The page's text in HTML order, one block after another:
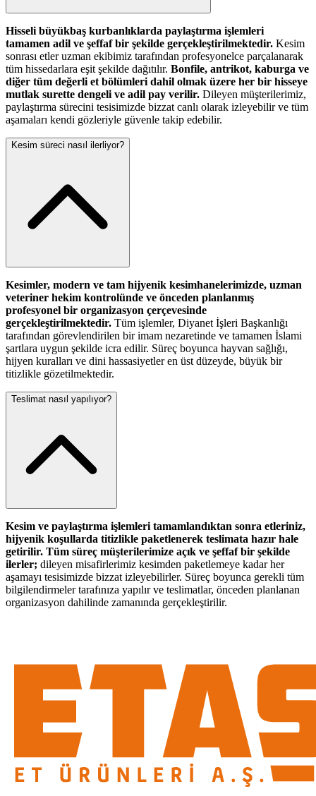
Hisseli büyükbaş kurbanlıklarda paylaştırma işlemleri
tamamen adil ve şeffaf bir şekilde gerçekleştirilmektedir. Kesim
sonrası etler uzman ekibimiz tarafından profesyonelce parçalanarak
tüm hissedarlara eşit şekilde dağıtılır. Bonfile, antrikot, kaburga ve
diğer tüm değerli et bölümleri dahil olmak üzere her bir hisseye
mutlak surette dengeli ve adil pay verilir. Dileyen müşterilerimiz,
paylaştırma sürecini tesisimizde bizzat canlı olarak izleyebilir ve tüm
aşamaları kendi gözleriyle güvenle takip edebilir.
Kesim süreci nasıl ilerliyor?
Kesimler, modern ve tam hijyenik kesimhanelerimizde, uzman
veteriner hekim kontrolünde ve önceden planlanmış
profesyonel bir organizasyon çerçevesinde
gerçekleştirilmektedir. Tüm işlemler, Diyanet İşleri Başkanlığı
tarafından görevlendirilen bir imam nezaretinde ve tamamen İslami
şartlara uygun şekilde icra edilir. Süreç boyunca hayvan sağlığı,
hijyen kuralları ve dini hassasiyetler en üst düzeyde, büyük bir
titizlikle gözetilmektedir.
Teslimat nasıl yapılıyor?
Kesim ve paylaştırma işlemleri tamamlandıktan sonra etleriniz,
hijyenik koşullarda titizlikle paketlenerek teslimata hazır hale
getirilir. Tüm süreç müşterilerimize açık ve şeffaf bir şekilde
ilerler; dileyen misafirlerimiz kesimden paketlemeye kadar her
aşamayı tesisimizde bizzat izleyebilirler. Süreç boyunca gerekli tüm
bilgilendirmeler tarafınıza yapılır ve teslimatlar, önceden planlanan
organizasyon dahilinde zamanında gerçekleştirilir.